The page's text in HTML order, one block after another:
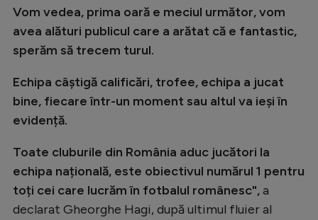
Vom vedea, prima oară e meciul următor, vom
avea alături publicul care a arătat că e fantastic,
sperăm să trecem turul.
Echipa câștigă calificări, trofee, echipa a jucat
bine, fiecare într-un moment sau altul va ieși în
evidență.
Toate cluburile din România aduc jucători la
echipa națională, este obiectivul numărul 1 pentru
toți cei care lucrăm în fotbalul românesc",a
declarat Gheorghe Hagi, după ultimul fluier al